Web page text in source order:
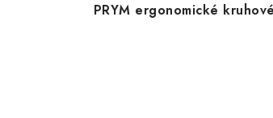
PRYM ergonomické